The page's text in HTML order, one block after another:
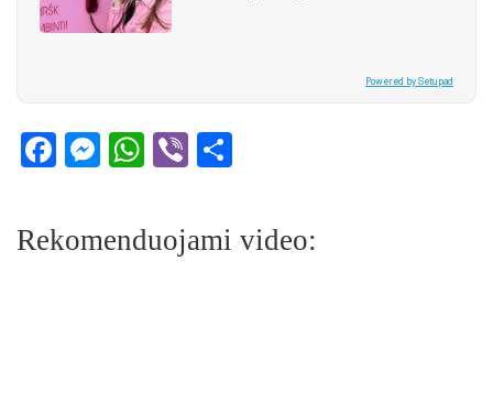
Powered by Setupad
Facebook
Messenger
WhatsApp
Viber
Rekomenduojami video: